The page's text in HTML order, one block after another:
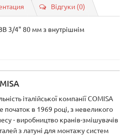
Відгуки (0)
3/4" 80 мм з внутрішнім
італійської компанії COMISA
початок в 1969 році, з невеликого
- виробництво кранів-змішувачів
з латуні для монтажу систем